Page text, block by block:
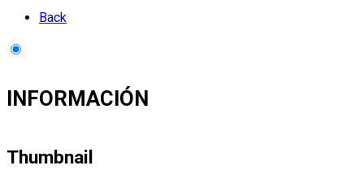
Back
INFORMACIÓN
Thumbnail